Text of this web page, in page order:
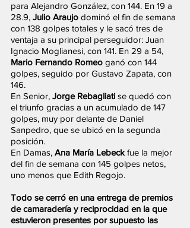
para Alejandro González, con 144. En 19 a
28.9, Julio Araujo dominó el fin de semana
con 138 golpes totales y le sacó tres de
ventaja a su principal perseguidor: Juan
Ignacio Moglianesi, con 141. En 29 a 54,
Mario Fernando Romeo ganó con 144
golpes, seguido por Gustavo Zapata, con
146.
En Senior, Jorge Rebagliati se quedó con
el triunfo gracias a un acumulado de 147
golpes, muy por delante de Daniel
Sanpedro, que se ubicó en la segunda
posición.
En Damas, Ana María Lebeck fue la mejor
del fin de semana con 145 golpes netos,
uno menos que Edith Regojo.
Todo se cerró en una entrega de premios
de camaradería y reciprocidad en la que
estuvieron presentes por supuesto las